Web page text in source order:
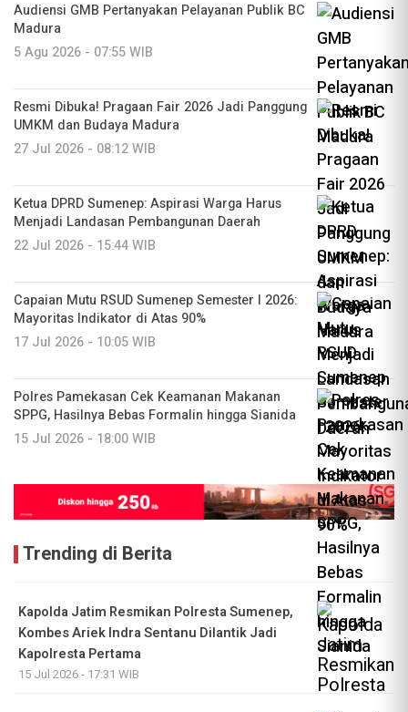
Audiensi GMB Pertanyakan Pelayanan Publik BC
Madura
5 Agu 2026 - 07:55 WIB
Resmi Dibuka! Pragaan Fair 2026 Jadi Panggung
UMKM dan Budaya Madura
27 Jul 2026 - 08:12 WIB
Ketua DPRD Sumenep: Aspirasi Warga Harus
Menjadi Landasan Pembangunan Daerah
22 Jul 2026 - 15:44 WIB
Capaian Mutu RSUD Sumenep Semester I 2026:
Mayoritas Indikator di Atas 90%
17 Jul 2026 - 10:05 WIB
Polres Pamekasan Cek Keamanan Makanan
SPPG, Hasilnya Bebas Formalin hingga Sianida
15 Jul 2026 - 18:00 WIB
Trending di Berita
Kapolda Jatim Resmikan Polresta Sumenep,
Kombes Ariek Indra Sentanu Dilantik Jadi
Kapolresta Pertama
15 Jul 2026 - 17:31 WIB